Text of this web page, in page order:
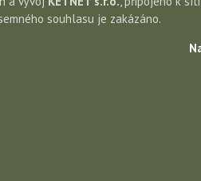
souhlasu je zakázáno.